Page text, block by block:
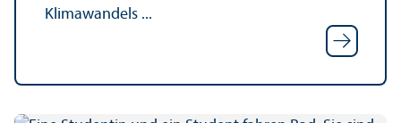
Klimawandels ...